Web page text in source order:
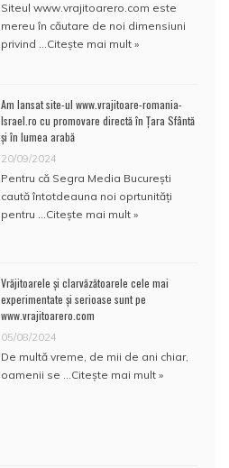
Siteul www.vrajitoarero.com este
mereu în căutare de noi dimensiuni
privind …Citește mai mult »
Am lansat site-ul www.vrajitoare-romania-
Israel.ro cu promovare directă în Țara Sfântă
și în lumea arabă
20/09/2024
Pentru că Segra Media București
caută întotdeauna noi oprtunități
pentru …Citește mai mult »
Vrăjitoarele și clarvăzătoarele cele mai
experimentate și serioase sunt pe
www.vrajitoarero.com
05/08/2024
De multă vreme, de mii de ani chiar,
oamenii se …Citește mai mult »